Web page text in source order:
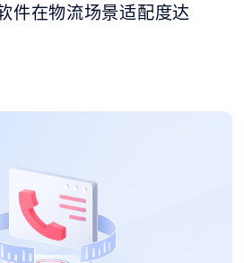
件在物流场景适配度达